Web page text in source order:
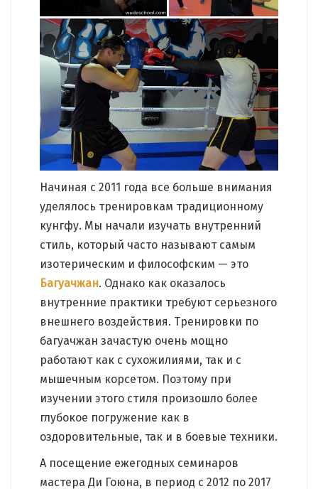
Начиная с 2011 года все больше внимания
уделялось тренировкам традиционному
кунгфу. Мы начали изучать внутренний
стиль, который часто называют самым
изотерическим и философским — это
Багуачжан. Однако как оказалось
внутренние практики требуют серьезного
внешнего воздействия. Тренировки по
багуачжан зачастую очень мощно
работают как с сухожилиями, так и с
мышечным корсетом. Поэтому при
изучении этого стиля произошло более
глубокое погружение как в
оздоровительные, так и в боевые техники.
А посещение ежегодных семинаров
мастера Ди Гоюна, в период с 2012 по 2017